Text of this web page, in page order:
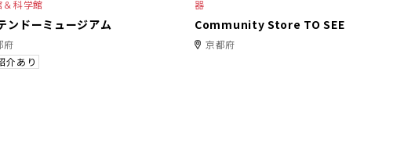
＆科学館
ンドーミュージアム
府
介あり
器
Community Store TO SEE
京都府